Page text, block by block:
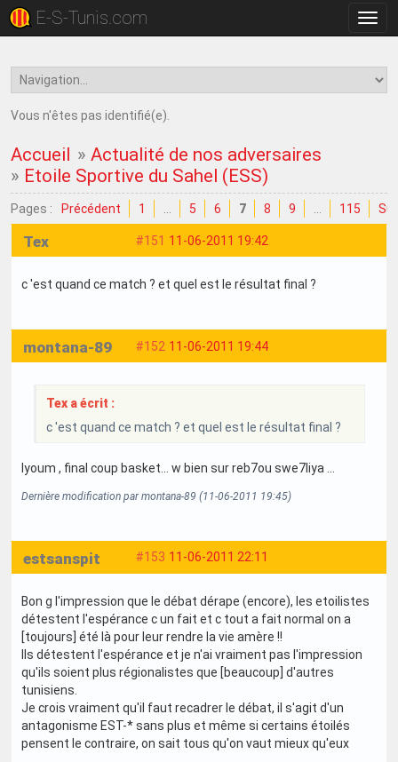
la
E-S-Tunis.com
Vous n'êtes pas identifié(e).
Accueil »Actualité de nos adversaires
» Etoile Sportive du Sahel (ESS)
Pages : Précédent 1 5 6 7 8 9 115
#151 11-06-2011 19:42
Tex
c 'est quand ce match ? et quel est le résultat final ?
#152 11-06-2011 19:44
montana-89
Tex a écrit :
c 'est quand ce match ? et quel est le résultat final ?
lyoum , final coup basket... w bien sur reb7ou swe7liya ...
Dernière modification par montana-89 (11-06-2011 19:45)
#153 11-06-2011 22:11
estsanspit
Bon g l'impression que le débat dérape (encore), les etoilistes
détestent l'espérance c un fait et c tout a fait normal on a
[toujours] été là pour leur rendre la vie amère !!
Ils détestent l'espérance et je n'ai vraiment pas l'impression
qu'ils soient plus régionalistes que [beaucoup] d'autres
tunisiens.
Je crois vraiment qu'il faut recadrer le débat, il s'agit d'un
antagonisme EST-* sans plus et même si certains étoilés
pensent le contraire, on sait tous qu'on vaut mieux qu'eux